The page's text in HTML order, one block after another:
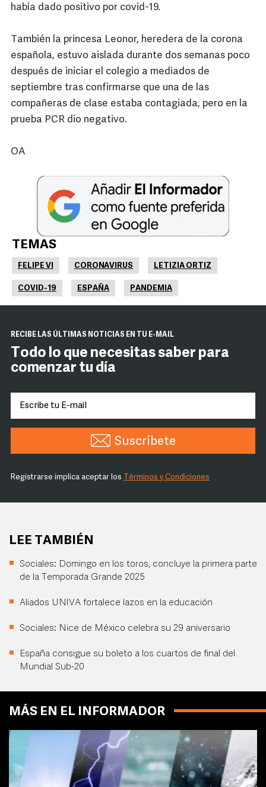
había dado positivo por covid-19.
También la princesa Leonor, heredera de la corona
española, estuvo aislada durante dos semanas poco
después de iniciar el colegio a mediados de
septiembre tras confirmarse que una de las
compañeras de clase estaba contagiada, pero en la
prueba PCR dio negativo.
OA
TEMAS
FELIPE VI CORONAVIRUS LETIZIA ORTIZ
COVID-19 ESPAÑA PANDEMIA
RECIBE LAS ÚLTIMAS NOTICIAS EN TU E-MAIL
Todo lo que necesitas saber para
comenzar tu día
Suscríbete
Registrarse implica aceptar los Términos y Condiciones
LEE TAMBIÉN
Sociales: Domingo en los toros, concluye la primera parte
de la Temporada Grande 2025
Aliados UNIVA fortalece lazos en la educación
Sociales: Nice de México celebra su 29 aniversario
España consigue su boleto a los cuartos de final del
Mundial Sub-20
MÁS EN EL INFORMADOR